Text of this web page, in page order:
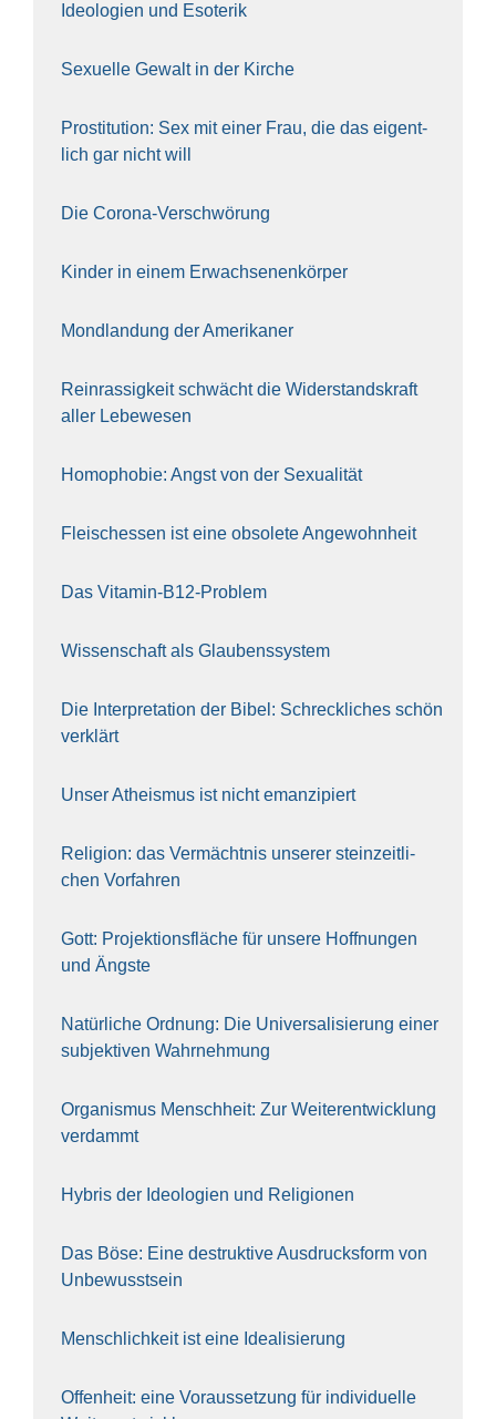
Ideo­lo­gien und Eso­te­rik
Sexu­el­le Gewalt in der Kir­che
Pro­sti­tu­ti­on: Sex mit einer Frau, die das eigent­
lich gar nicht will
Die Coro­na-Ver­schwö­rung
Kin­der in einem Erwach­se­nen­kör­per
Mond­lan­dung der Ame­ri­ka­ner
Rein­ras­sig­keit schwächt die Wider­stands­kraft
aller Lebe­we­sen
Homo­pho­bie: Angst von der Sexua­li­tät
Fleisch­essen ist eine obso­le­te An‍ge‍wohn‍heit
Das Vit­amin-B12-Pro­blem
Wis­sen­schaft als Glau­bens­sys­tem
Die Inter­pre­ta­ti­on der Bibel: Schreck­li­ches schön
ver­klärt
Unser Athe­is­mus ist nicht eman­zi­piert
Reli­gi­on: das Ver­mächt­nis unse­rer stein­zeit­li­
chen Vor­fah­ren
Gott: Pro­jek­ti­ons­flä­che für unse­re Hoff­nun­gen
und Ängs­te
Natür­li­che Ord­nung: Die Uni­ver­sa­li­sie­rung einer
sub­jek­ti­ven Wahr­neh­mung
Orga­nis­mus Mensch­heit: Zur Wei­ter­ent­wick­lung
ver­dammt
Hybris der Ideo­lo­gien und Reli­gio­nen
Das Böse: Eine destruk­ti­ve Aus­drucks­form von
Unbe­wusst­sein
Mensch­lich­keit ist eine Idea­li­sie­rung
Offen­heit: eine Vor­aus­set­zung für indi­vi­du­el­le